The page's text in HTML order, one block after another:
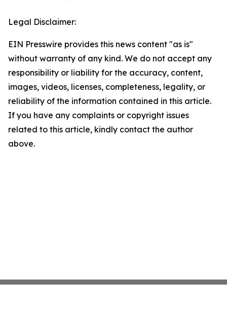
Legal Disclaimer:
EIN Presswire provides this news content "as is"
without warranty of any kind. We do not accept any
responsibility or liability for the accuracy, content,
images, videos, licenses, completeness, legality, or
reliability of the information contained in this article.
If you have any complaints or copyright issues
related to this article, kindly contact the author
above.